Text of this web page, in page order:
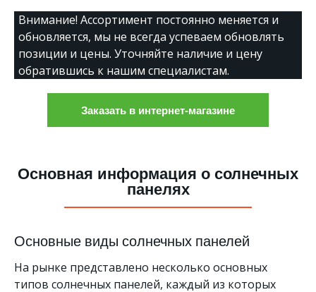
Внимание! Ассортимент постоянно меняется и
обновляется, мы не всегда успеваем обновлять
позиции и цены. Уточняйте наличие и цену
обратившись к нашим специалистам.
Заказать в интернет-магазине
Основная информация о солнечных
панелях
Основные виды солнечных панелей
На рынке представлено несколько основных
типов солнечных панелей, каждый из которых